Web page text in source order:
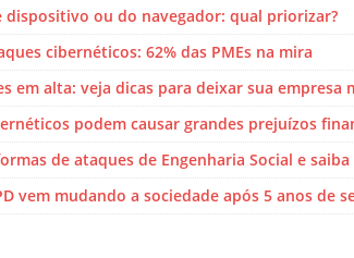
dispositivo ou do navegador: qual priorizar?
cibernéticos: 62% das PMEs na mira
em alta: veja dicas para deixar sua empresa
podem causar grandes prejuízos
de ataques de Engenharia Social e
vem mudando a sociedade após 5 anos de